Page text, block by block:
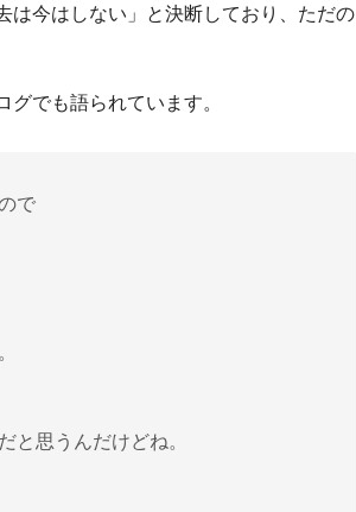
は今はしない」と決断しており、ただの
でも語られています。
で
と思うんだけどね。